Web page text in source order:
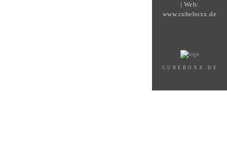
| Web:
www.cubeboxx.de
CUBEBOXX.DE